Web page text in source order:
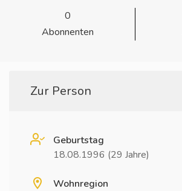
0
Abonnenten
Zur Person
Geburtstag
18.08.1996 (29 Jahre)
Wohnregion